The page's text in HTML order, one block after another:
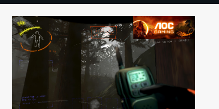
TECHBBS
TIETOA
HINTA.FI
KAUPPA
VAIHDA TEEMA